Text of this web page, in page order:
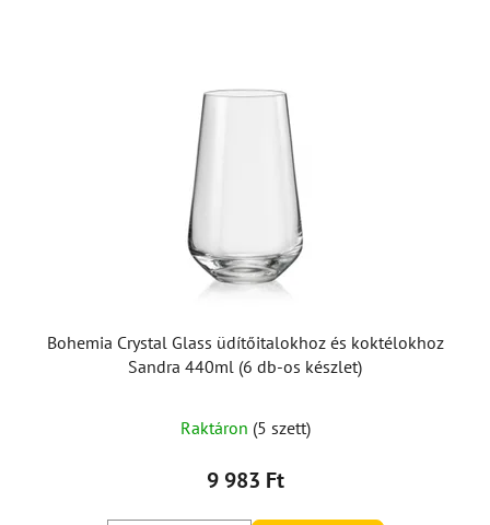
Bohemia Crystal Glass üdítőitalokhoz és koktélokhoz
Sandra 440ml (6 db-os készlet)
Raktáron (5 szett)
9 983 Ft